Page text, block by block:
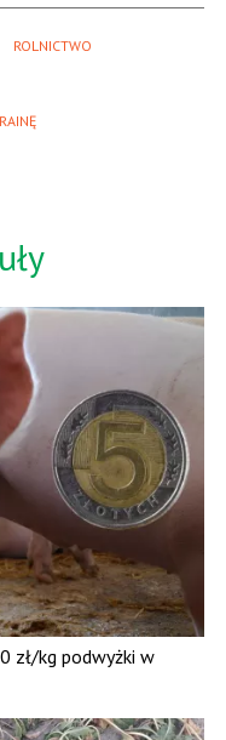
ROLNICTWO
zł/kg podwyżki w